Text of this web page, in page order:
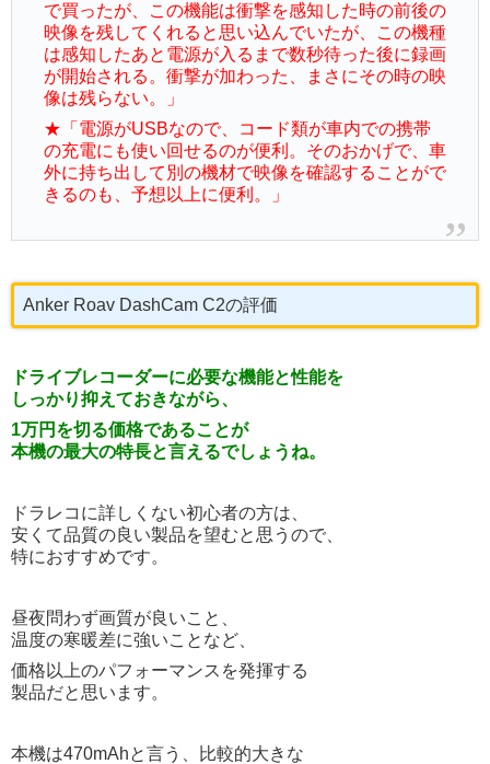
で買ったが、この機能は衝撃を感知した時の前後の
映像を残してくれると思い込んでいたが、この機種
は感知したあと電源が入るまで数秒待った後に録画
が開始される。衝撃が加わった、まさにその時の映
像は残らない。」
★「電源がUSBなので、コード類が車内での携帯
の充電にも使い回せるのが便利。そのおかげで、車
外に持ち出して別の機材で映像を確認することがで
きるのも、予想以上に便利。」
Anker Roav DashCam C2の評価
ドライブレコーダーに必要な機能と性能を
しっかり抑えておきながら、
1万円を切る価格であることが
本機の最大の特長と言えるでしょうね。
ドラレコに詳しくない初心者の方は、
安くて品質の良い製品を望むと思うので、
特におすすめです。
昼夜問わず画質が良いこと、
温度の寒暖差に強いことなど、
価格以上のパフォーマンスを発揮する
製品だと思います。
本機は470mAhと言う、比較的大きな